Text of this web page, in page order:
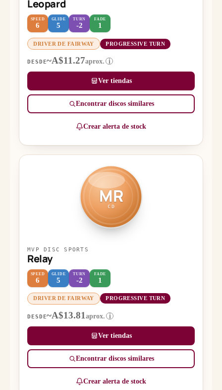
Leopard
SPEED
6
GLIDE
5
TURN
-2
FADE
1
DRIVER DE FAIRWAY PROGRESSIVE TURN
DESDE~A$11.27aprox. i
Ver tiendas
Encontrar discos similares
Crear alerta de stock
MR
CD
MVP DISC SPORTS
Relay
SPEED
6
GLIDE
5
TURN
-2
FADE
1
DRIVER DE FAIRWAY PROGRESSIVE TURN
DESDE~A$13.81aprox. i
Ver tiendas
Encontrar discos similares
Crear alerta de stock